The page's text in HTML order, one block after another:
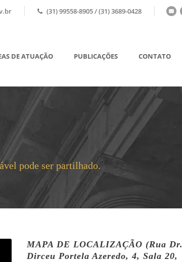
(31) 99558-8905 / (31) 3689-0428
DE ATUAÇÃO PUBLICAÇÕES CONTATO
pode ser partilhado.
MAPA DE LOCALIZAÇÃO (Rua Dr.
Dirceu Portela Azeredo, 4, Sala 20,